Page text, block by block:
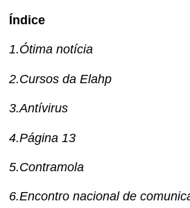
Índice
1.Ótima notícia
2.Cursos da Elahp
3.Antívirus
4.Página 13
5.Contramola
6.Encontro nacional de